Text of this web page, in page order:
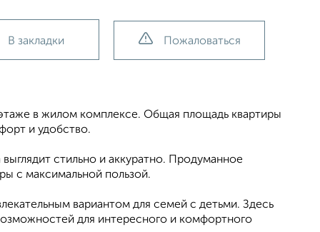
В закладки Пожаловаться
в жилом комплексе. Общая площадь квартиры
и удобство.
стильно и аккуратно. Продуманное
с максимальной пользой.
вариантом для семей с детьми. Здесь
для интересного и комфортного